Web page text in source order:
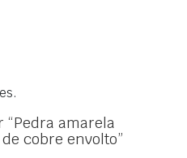
“Pedra amarela
cobre envolto”